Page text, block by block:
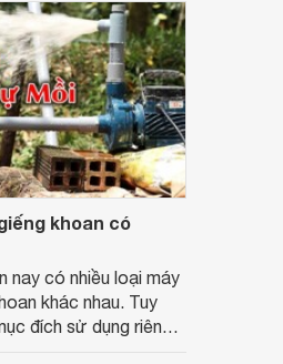
khoan có
nay có nhiều loại máy
khác nhau. Tuy
đích sử dụng riêng.